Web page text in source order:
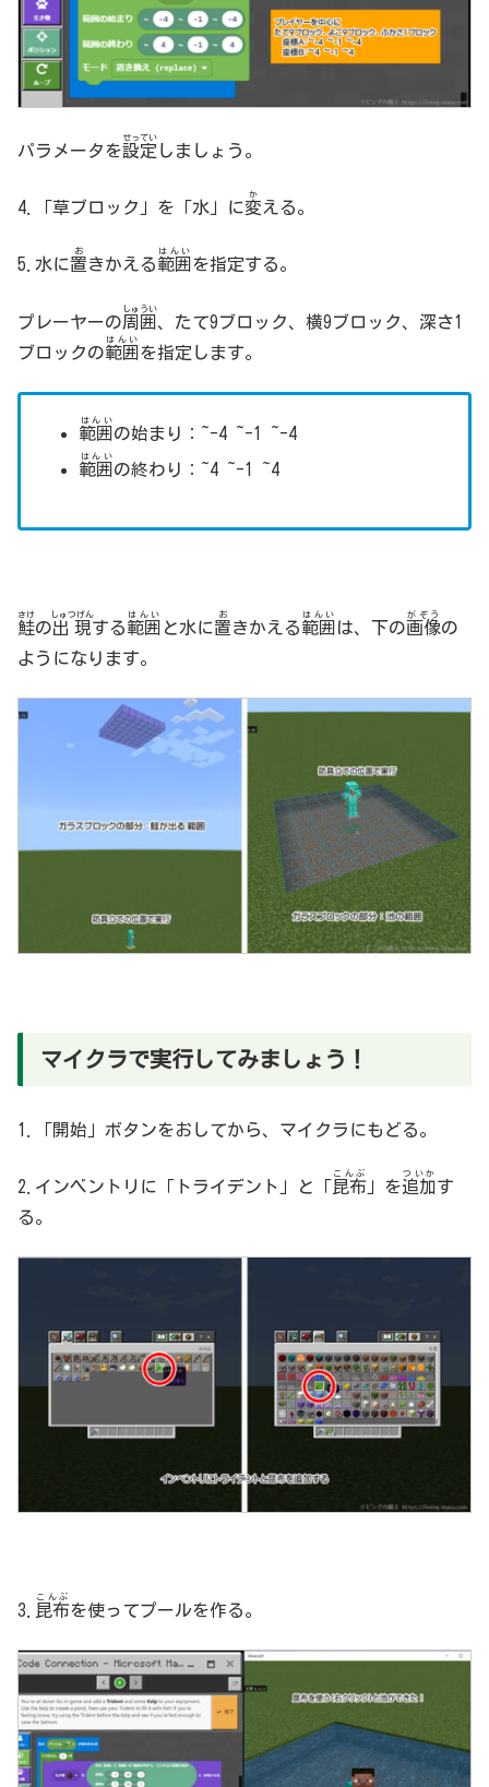
パラメータを設定
せってい
しましょう。
4.「草ブロック」を「水」に変
か
える。
5.水に置
お
きかえる範囲
はんい
を指定する。
プレーヤーの周囲
しゅうい
、たて9ブロック、横9ブロック、深さ1
ブロックの範囲
はんい
を指定します。
範囲
はんい
の始まり：~-4 ~-1 ~-4
範囲
はんい
の終わり：~4 ~-1 ~4
鮭
さけ
の出現
しゅつげん
する範囲
はんい
と水に置
お
きかえる範囲
はんい
は、下の画像
がぞう
の
ようになります。
マイクラで実行してみましょう！
1.「開始」ボタンをおしてから、マイクラにもどる。
2.インベントリに「トライデント」と「昆布
こんぶ
」を追加
ついか
す
る。
3. 昆布
こんぶ
を使ってプールを作る。